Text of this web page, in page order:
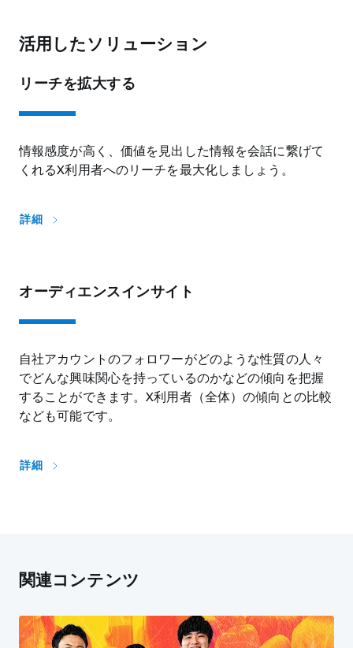
活用したソリューション
リーチを拡大する
情報感度が高く、価値を見出した情報を会話に繋げて
くれるX利用者へのリーチを最大化しましょう。
詳細
オーディエンスインサイト
自社アカウントのフォロワーがどのような性質の人々
でどんな興味関心を持っているのかなどの傾向を把握
することができます。X利用者（全体）の傾向との比較
なども可能です。
詳細
関連コンテンツ